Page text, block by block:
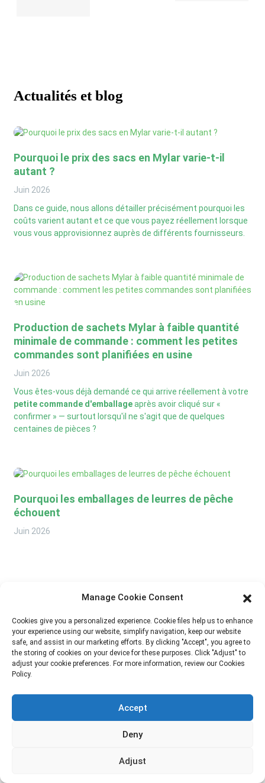
Actualités et blog
Pourquoi le prix des sacs en Mylar varie-t-il
autant ?
Juin 2026
Dans ce guide, nous allons détailler précisément pourquoi les
coûts varient autant et ce que vous payez réellement lorsque
vous vous approvisionnez auprès de différents fournisseurs.
Production de sachets Mylar à faible quantité
minimale de commande : comment les petites
commandes sont planifiées en usine
Juin 2026
Vous êtes-vous déjà demandé ce qui arrive réellement à votre
petite commande d'emballageaprès avoir cliqué sur «
confirmer » — surtout lorsqu'il ne s'agit que de quelques
centaines de pièces ?
Pourquoi les emballages de leurres de pêche
échouent
Juin 2026
d'entreprise sont la proactivité, l'unité et l'entraide, ainsi que la
Manage Cookie Consent
Cookies give you a personalized experience. Cookie files help us to enhance
your experience using our website, simplify navigation, keep our website
safe, and assist in our marketing efforts. By clicking "Accept", you agree to
the storing of cookies on your device for these purposes. Click "Adjust" to
adjust your cookie preferences. For more information, review our Cookies
Policy.
Accept
Deny
Adjust